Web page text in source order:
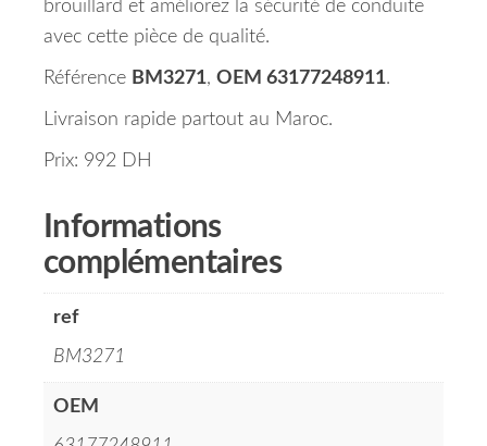
brouillard et améliorez la sécurité de conduite
avec cette pièce de qualité.
Référence BM3271, OEM 63177248911.
Livraison rapide partout au Maroc.
Prix: 992 DH
Informations
complémentaires
ref
BM3271
OEM